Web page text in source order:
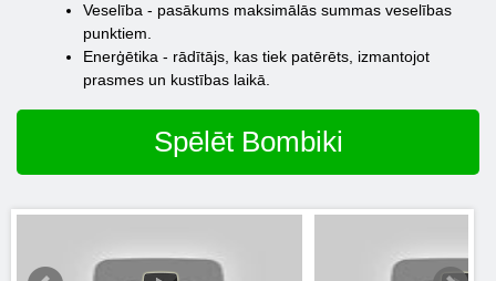
Veselība - pasākums maksimālās summas veselības
punktiem.
Enerģētika - rādītājs, kas tiek patērēts, izmantojot
prasmes un kustības laikā.
Spēlēt Bombiki